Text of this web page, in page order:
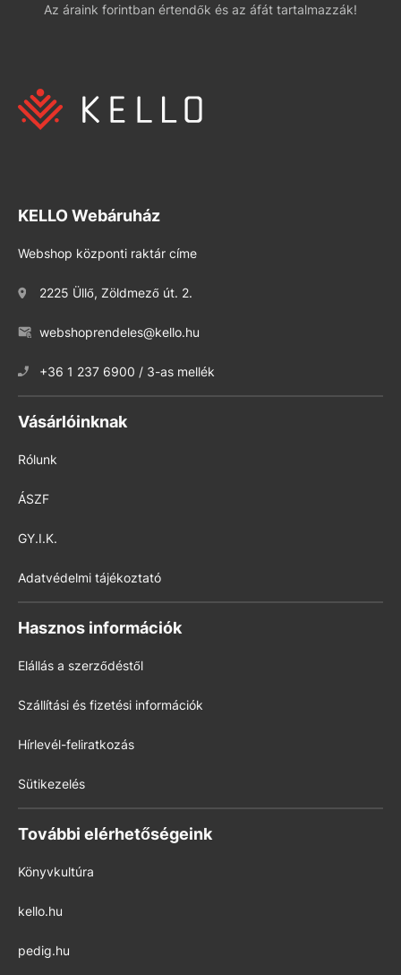
Az áraink forintban értendők és az áfát tartalmazzák!
KELLO Webáruház
Webshop központi raktár címe
2225 Üllő, Zöldmező út. 2.
webshoprendeles@kello.hu
+36 1 237 6900 / 3-as mellék
Vásárlóinknak
Rólunk
ÁSZF
GY.I.K.
Adatvédelmi tájékoztató
Hasznos információk
Elállás a szerződéstől
Szállítási és fizetési információk
Hírlevél-feliratkozás
Sütikezelés
További elérhetőségeink
Könyvkultúra
kello.hu
pedig.hu